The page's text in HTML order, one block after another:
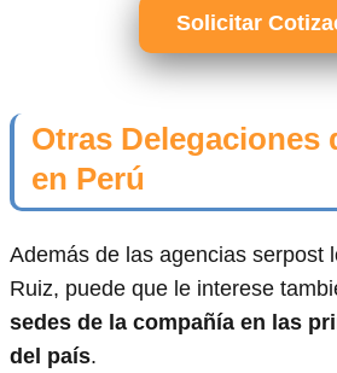
Solicitar
Otras Delegaciones
en Perú
Además de las agencias serpost
Ruiz, puede que le interese
sedes de la compañía en las
del país.